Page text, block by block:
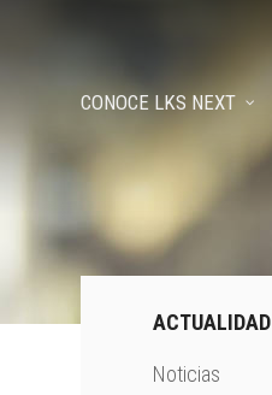
CONOCE LKS NEXT
ACTUALIDAD
Noticias